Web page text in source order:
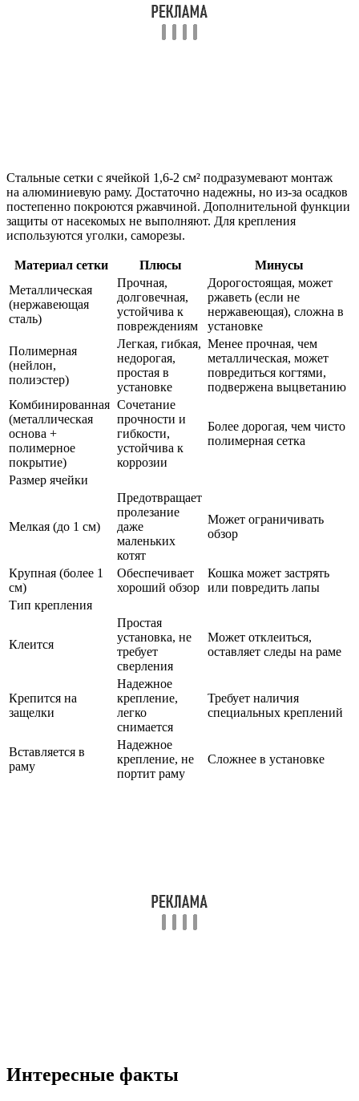
Стальные сетки с ячейкой 1,6-2 см² подразумевают монтаж
на алюминиевую раму. Достаточно надежны, но из-за осадков
постепенно покроются ржавчиной. Дополнительной функции
защиты от насекомых не выполняют. Для крепления
используются уголки, саморезы.
Материал сетки Плюсы
Минусы
Металлическая
(нержавеющая
сталь)
Прочная,
долговечная,
устойчива к
повреждениям
Дорогостоящая, может
ржаветь (если не
нержавеющая), сложна в
установке
Полимерная
(нейлон,
полиэстер)
Легкая, гибкая,
недорогая,
простая в
установке
Менее прочная, чем
металлическая, может
повредиться когтями,
подвержена выцветанию
Комбинированная
(металлическая
основа +
полимерное
покрытие)
Сочетание
прочности и
гибкости,
устойчива к
коррозии
Более дорогая, чем чисто
полимерная сетка
Размер ячейки
Мелкая (до 1 см)
Предотвращает
пролезание
даже
маленьких
котят
Может ограничивать
обзор
Крупная (более 1
см)
Обеспечивает
хороший обзор
Кошка может застрять
или повредить лапы
Тип крепления
Клеится
Простая
установка, не
требует
сверления
Может отклеиться,
оставляет следы на раме
Крепится на
защелки
Надежное
крепление,
легко
снимается
Требует наличия
специальных креплений
Вставляется в
раму
Надежное
крепление, не
портит раму
Сложнее в установке
Интересные факты